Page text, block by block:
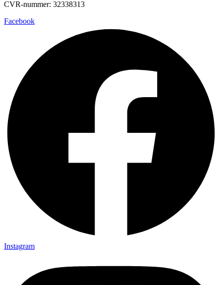
CVR-nummer: 32338313
Facebook
Instagram